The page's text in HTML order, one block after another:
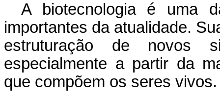
A biotecnologia é uma
importantes da atualidade.
estruturação de novos
especialmente a partir da
que compõem os seres vivos.